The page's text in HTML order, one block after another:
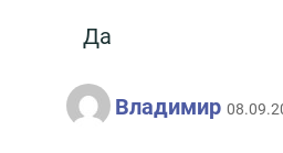
Да
Владимир